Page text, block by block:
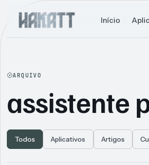
Início
ARQUIVO
assistente
Todos Aplicativos Artigos